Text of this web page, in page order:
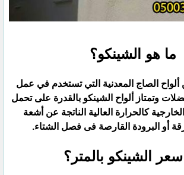
ما هو الشينكو؟
ألواح الصاج المعدنية التي تستخدم في عمل
وتمتاز ألواح الشينكو بالقدرة على تحمل
كالحرارة العالية الناتجة عن أشعة
أو البرودة القارصة فى فصل الشتاء.
الشينكو بالمتر؟